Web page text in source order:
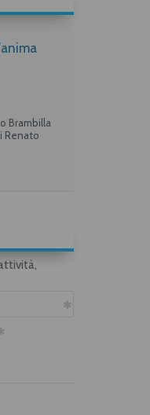
Brambilla
Renato